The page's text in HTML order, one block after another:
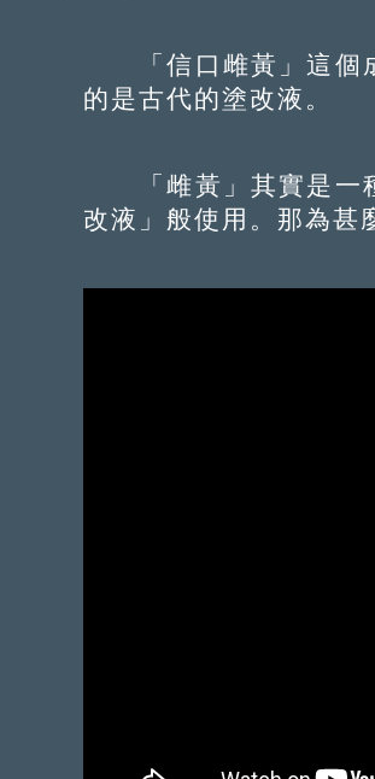
「信口雌黃」這個成
的是古代的塗改液。
「雌黃」其實是一種
改液」般使用。那為甚